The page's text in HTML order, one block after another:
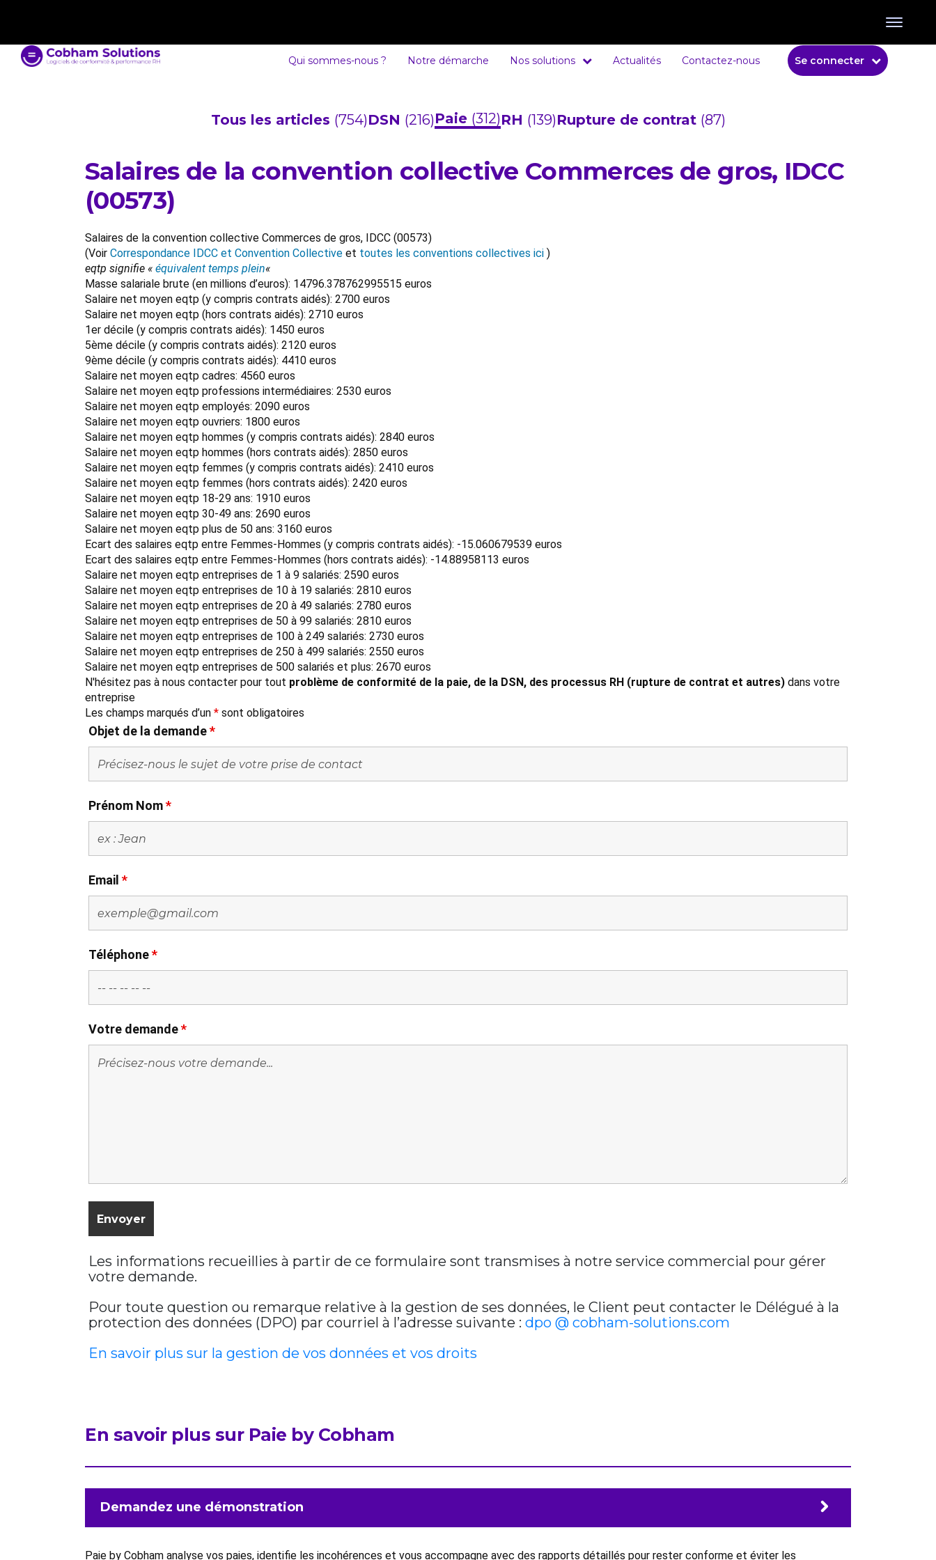
Qui sommes-nous ? Notre démarche Nos solutions Actualités Contactez-nous Se connecter
Tous les articles (754)DSN (216)Paie (312)RH (139)Rupture de contrat (87)
Salaires de la convention collective Commerces de gros, IDCC
(00573)
Salaires de la convention collective Commerces de gros, IDCC (00573)
(Voir Correspondance IDCC et Convention Collective et toutes les conventions collectives ici )
eqtp signifie « équivalent temps plein«
Masse salariale brute (en millions d’euros): 14796.378762995515 euros
Salaire net moyen eqtp (y compris contrats aidés): 2700 euros
Salaire net moyen eqtp (hors contrats aidés): 2710 euros
1er décile (y compris contrats aidés): 1450 euros
5ème décile (y compris contrats aidés): 2120 euros
9ème décile (y compris contrats aidés): 4410 euros
Salaire net moyen eqtp cadres: 4560 euros
Salaire net moyen eqtp professions intermédiaires: 2530 euros
Salaire net moyen eqtp employés: 2090 euros
Salaire net moyen eqtp ouvriers: 1800 euros
Salaire net moyen eqtp hommes (y compris contrats aidés): 2840 euros
Salaire net moyen eqtp hommes (hors contrats aidés): 2850 euros
Salaire net moyen eqtp femmes (y compris contrats aidés): 2410 euros
Salaire net moyen eqtp femmes (hors contrats aidés): 2420 euros
Salaire net moyen eqtp 18-29 ans: 1910 euros
Salaire net moyen eqtp 30-49 ans: 2690 euros
Salaire net moyen eqtp plus de 50 ans: 3160 euros
Ecart des salaires eqtp entre Femmes-Hommes (y compris contrats aidés): -15.060679539 euros
Ecart des salaires eqtp entre Femmes-Hommes (hors contrats aidés): -14.88958113 euros
Salaire net moyen eqtp entreprises de 1 à 9 salariés: 2590 euros
Salaire net moyen eqtp entreprises de 10 à 19 salariés: 2810 euros
Salaire net moyen eqtp entreprises de 20 à 49 salariés: 2780 euros
Salaire net moyen eqtp entreprises de 50 à 99 salariés: 2810 euros
Salaire net moyen eqtp entreprises de 100 à 249 salariés: 2730 euros
Salaire net moyen eqtp entreprises de 250 à 499 salariés: 2550 euros
Salaire net moyen eqtp entreprises de 500 salariés et plus: 2670 euros
N'hésitez pas à nous contacter pour tout problème de conformité de la paie, de la DSN, des processus RH (rupture de contrat et autres) dans votre
entreprise
Les champs marqués d’un * sont obligatoires
Objet de la demande*
Prénom Nom*
Email *
Téléphone*
Votre demande*
Les informations recueillies à partir de ce formulaire sont transmises à notre service commercial pour gérer
votre demande.
Pour toute question ou remarque relative à la gestion de ses données, le Client peut contacter le Délégué à la
protection des données (DPO) par courriel à l’adresse suivante : dpo @ cobham-solutions.com
En savoir plus sur la gestion de vos données et vos droits
En savoir plus sur Paie by Cobham
Demandez une démonstration
Paie by Cobham analyse vos paies, identifie les incohérences et vous accompagne avec des rapports détaillés pour rester conforme et éviter les